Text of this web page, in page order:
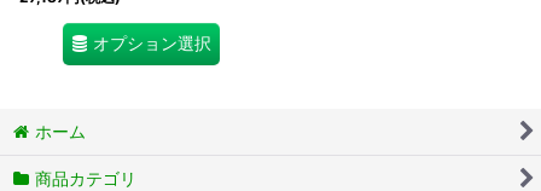
オプション選択
ホーム
商品カテゴリ